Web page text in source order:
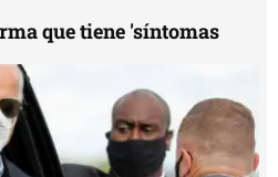
que tiene 'síntomas